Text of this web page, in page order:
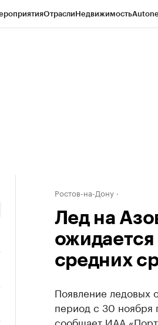
ОтраслиНедвижимость
Ростов-на-Дону
Лед на
средних
Появление ледовых
период с 30 ноября
сообщает ИАА